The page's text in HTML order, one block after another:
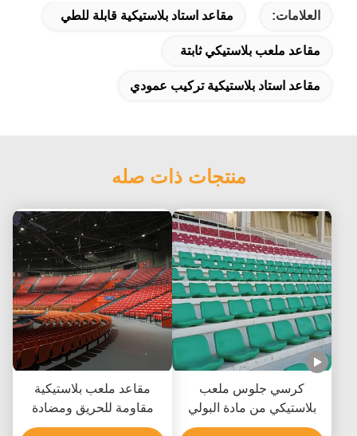
العلامات: مقاعد استاد بلاستيكية قابلة للطي
مقاعد ملعب بلاستيكي ثابتة
مقاعد استاد بلاستيكية تركيب عمودي
منتجات ذات صله
كرسي جلوس ملعب
بلاستيكي من مادة البولي
إيثيلين عالي الكثافة مع
مقاعد ملعب بلاستيكية
مقاومة للحريق ومضادة
للأشعة فوق البنفسجية من